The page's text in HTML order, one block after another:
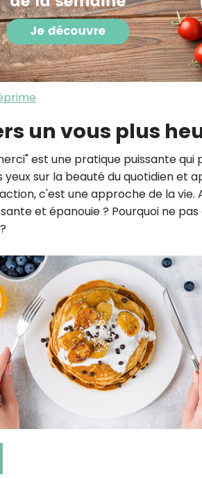
un vous plus
est une pratique puissante
yeux sur la beauté du quotidien et
c'est une approche de la
et épanouie ? Pourquoi ne